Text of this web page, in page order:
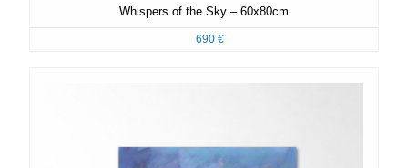
Whispers of the Sky – 60x80cm
690 €